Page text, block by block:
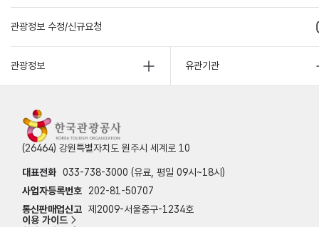
관광정보 수정/신규요청
관광정보 유관기관
(26464) 강원특별자치도 원주시 세계로 10
대표전화 033-738-3000 (유료, 평일 09시~18시)
사업자등록번호
202-81-50707
통신판매업신고 제2009-서울중구-1234호
이용 가이드